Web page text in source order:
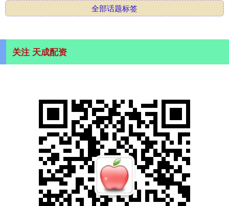
全部话题标签
关注 天成配资